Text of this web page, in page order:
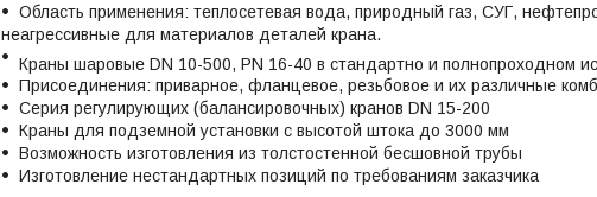
Область применения: теплосетевая вода, природный газ, СУГ,
неагрессивные для материалов деталей крана.
Краны шаровые DN 10-500, PN 16-40 в стандартно и полнопроходном
Присоединения: приварное, фланцевое, резьбовое и их различные
Серия регулирующих (балансировочных) кранов DN 15-200
Краны для подземной установки с высотой штока до 3000 мм
Возможность изготовления из толстостенной бесшовной трубы
Изготовление нестандартных позиций по требованиям заказчика